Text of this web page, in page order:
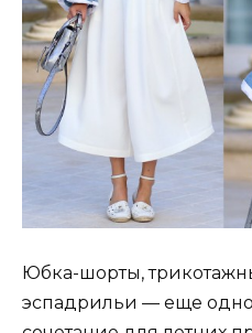
Юбка-шорты,
эспадрильи — еще